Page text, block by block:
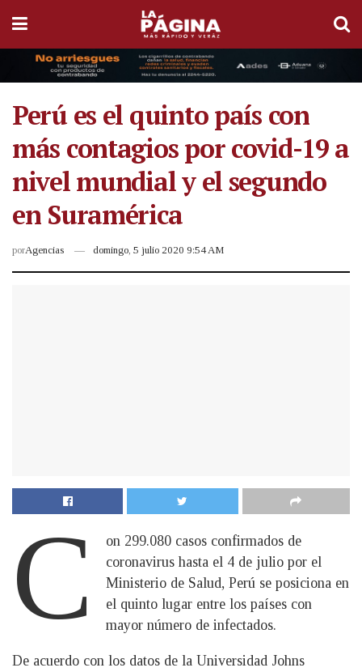
Perú es el quinto país con
más contagios por covid-19 a
nivel mundial y el segundo
en Suramérica
porAgencias domingo, 5 julio 2020 9:54 AM
C
on 299.080 casos confirmados de
coronavirus hasta el 4 de julio por el
Ministerio de Salud, Perú se posiciona en
el quinto lugar entre los países con
mayor número de infectados.
De acuerdo con los datos de la Universidad Johns